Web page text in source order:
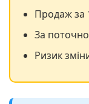
Продаж за
За
Ризик